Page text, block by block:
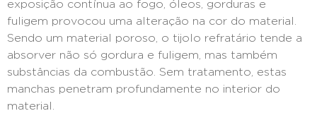
exposição contínua ao fogo, óleos, gorduras e
fuligem provocou uma alteração na cor do material.
Sendo um material poroso, o tijolo refratário tende a
absorver não só gordura e fuligem, mas também
substâncias da combustão. Sem tratamento, estas
manchas penetram profundamente no interior do
material.